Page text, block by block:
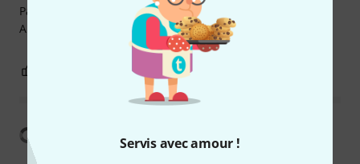
Servis avec amour !
Passgenauigkeit an das Gewinde 1A.
Ansonsten macht die Antenne genau das was sie soll....
SIGNALER L'ÉVALUATION